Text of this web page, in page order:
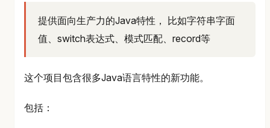
提供面向生产力的Java特性， 比如字符串字面
值、switch表达式、模式匹配、record等
这个项目包含很多Java语言特性的新功能。
包括：